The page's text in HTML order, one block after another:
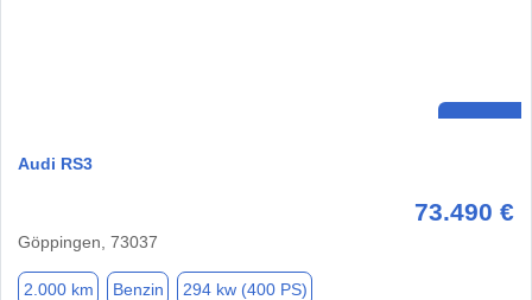
Audi RS3
73.490 €
Göppingen, 73037
2.000 km Benzin 294 kw (400 PS)